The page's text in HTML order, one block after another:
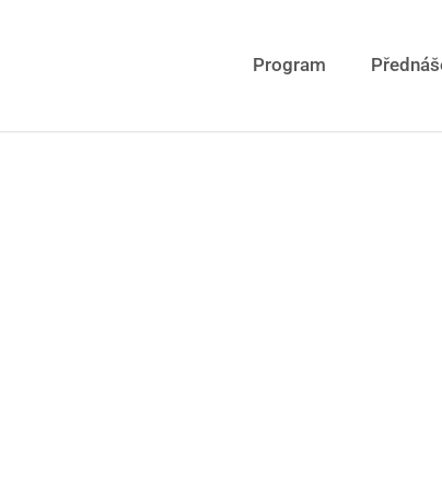
Program